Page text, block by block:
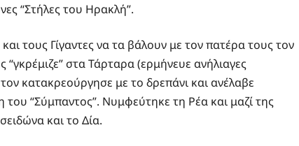
“Στήλες του Ηρακλή”.
τους Γίγαντες να τα βάλουν με τον πατέρα τους τον
στα Τάρταρα (ερμήνευε ανήλιαγες
κατακρεούργησε με το δρεπάνι και ανέλαβε
“Σύμπαντος”. Νυμφεύτηκε τη Ρέα και μαζί της
και το Δία.